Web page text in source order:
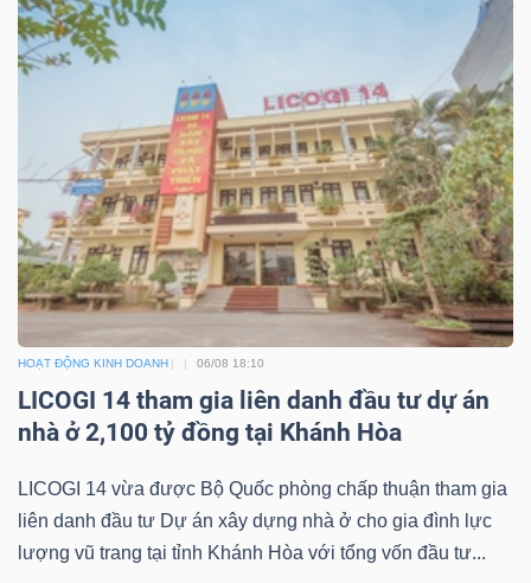
HOẠT ĐỘNG KINH DOANH 06/08 18:10
LICOGI 14 tham gia liên danh đầu tư dự án
nhà ở 2,100 tỷ đồng tại Khánh Hòa
LICOGI 14 vừa được Bộ Quốc phòng chấp thuận tham gia
liên danh đầu tư Dự án xây dựng nhà ở cho gia đình lực
lượng vũ trang tại tỉnh Khánh Hòa với tổng vốn đầu tư...